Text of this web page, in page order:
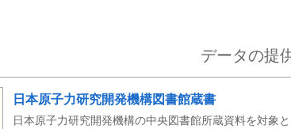
データの提
日本原子力研究開発機構図書館蔵書
日本原子力研究開発機構の中央図書館所蔵資料を対象